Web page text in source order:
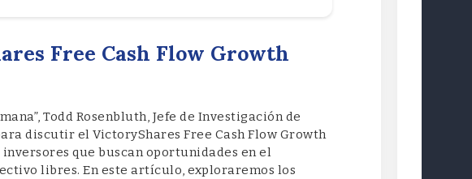
Free Cash Flow Growth
Todd Rosenbluth, Jefe de Investigación de
discutir el VictoryShares Free Cash Flow Growth
inversores que buscan oportunidades en el
libres. En este artículo, exploraremos los